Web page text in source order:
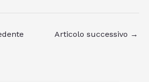
Articolo successivo →